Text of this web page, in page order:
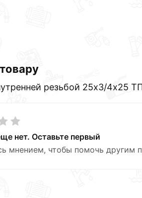
резьбой 25х3/4х25
нет. Оставьте первый
мнением, чтобы помочь другим